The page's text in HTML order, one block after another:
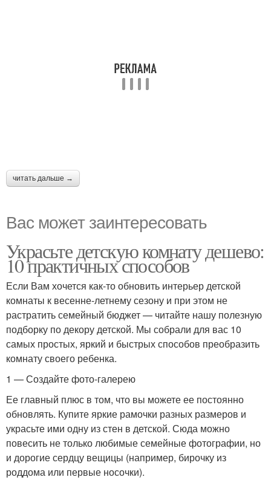
читать дальше →
Вас может заинтересовать
Украсьте детскую комнату дешево:
10 практичных способов
Если Вам хочется как-то обновить интерьер детской
комнаты к весенне-летнему сезону и при этом не
растратить семейный бюджет — читайте нашу полезную
подборку по декору детской. Мы собрали для вас 10
самых простых, яркий и быстрых способов преобразить
комнату своего ребенка.
1 — Создайте фото-галерею
Ее главный плюс в том, что вы можете ее постоянно
обновлять. Купите яркие рамочки разных размеров и
украсьте ими одну из стен в детской. Сюда можно
повесить не только любимые семейные фотографии, но
и дорогие сердцу вещицы (например, бирочку из
роддома или первые носочки).